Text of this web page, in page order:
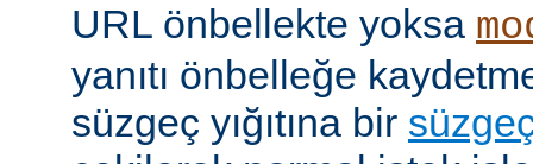
URL önbellekte yoksa
yanıtı önbelleğe
süzgeç yığıtına bir